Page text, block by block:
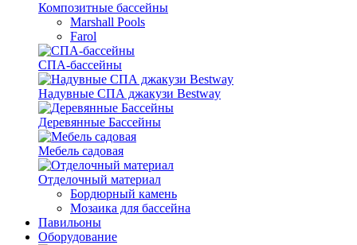
Композитные бассейны
Marshall Pools
Farol
СПА-бассейны
Надувные СПА джакузи Bestway
Деревянные Бассейны
Мебель садовая
Отделочный материал
Бордюрный камень
Мозаика для бассейна
Павильоны
Оборудование